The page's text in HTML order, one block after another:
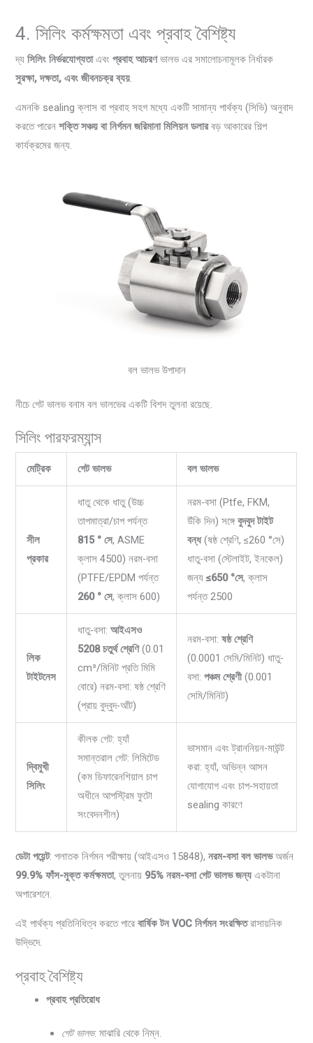
4. সিলিং কর্মক্ষমতা এবং প্রবাহ বৈশিষ্ট্য
দ্যসিলিং নির্ভরযোগ্যতাএবংপ্রবাহ আচরণভালভ এর সমালোচনামূলক নির্ধারক
সুরক্ষা, দক্ষতা, এবং জীবনচক্র ব্যয়.
এমনকি sealing ক্লাস বা প্রবাহ সহগ মধ্যে একটি সামান্য পার্থক্য (সিভি) অনুবাদ
করতে পারেনশক্তি সঞ্চয় বা নির্গমন জরিমানা মিলিয়ন ডলারবড় আকারের শিল্প
কার্যক্রমের জন্য.
বল ভালভ উপাদান
নীচে গেট ভালভ বনাম বল ভালভের একটি বিশদ তুলনা রয়েছে.
সিলিং পারফরম্যান্স
মেট্রিক গেট ভালভ বল ভালভ
সীল
প্রকার
ধাতু থেকে ধাতু (উচ্চ
তাপমাত্রা/চাপ পর্যন্ত
815 ° সে, ASME
ক্লাস 4500) নরম-বসা
(PTFE/EPDM পর্যন্ত
260 ° সে, ক্লাস 600)
নরম-বসা (Ptfe, FKM,
উঁকি দিন) সঙ্গেবুদবুদ টাইট
বন্ধ(ষষ্ঠ শ্রেণি, ≤260 °সে)
ধাতু-বসা (স্টেলাইট, ইনকেল)
জন্য≤650 °সে, ক্লাস
পর্যন্ত 2500
লিক
টাইটনেস
ধাতু-বসা:আইএসও
5208 চতুর্থ শ্রেণি(0.01
cm³/মিনিট প্রতি মিমি
বোরে) নরম-বসা: ষষ্ঠ শ্রেণি
(প্রায় বুদ্বুদ-আঁট)
নরম-বসা:ষষ্ঠ শ্রেণি
(0.0001 সেমি/মিনিট) ধাতু-
বসা:পঞ্চম শ্রেণী(0.001
সেমি/মিনিট)
দ্বিমুখী
সিলিং
কীলক গেট: হ্যাঁ
সমান্তরাল গেট: লিমিটেড
(কম ডিফারেনশিয়াল চাপ
অধীনে আপস্ট্রিম ফুটো
সংবেদনশীল)
ভাসমান এবং ট্রাননিয়ন-মাউন্ট
করা: হ্যাঁ, অভিন্ন আসন
যোগাযোগ এবং চাপ-সহায়তা
sealing কারণে
ডেটা পয়েন্ট: পলাতক নির্গমন পরীক্ষায় (আইএসও 15848),নরম-বসা বল ভালভঅর্জন
99.9% ফাঁস-মুক্ত কর্মক্ষমতা, তুলনায় 95% নরম-বসা গেট ভালভ জন্য একটানা
অপারেশনে.
এই পার্থক্য প্রতিনিধিত্ব করতে পারেবার্ষিক টন VOC নির্গমন সংরক্ষিতরাসায়নিক
উদ্ভিদে.
প্রবাহ বৈশিষ্ট্য
প্রবাহ প্রতিরোধ
গেট ভালভ: মাঝারি থেকে নিম্ন.